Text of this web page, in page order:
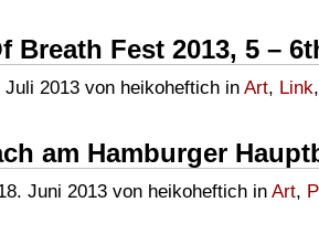
Breath Fest 2013, 5 –
Juli 2013 von heikoheftich in Art, Link
am Hamburger
Juni 2013 von heikoheftich in Art,